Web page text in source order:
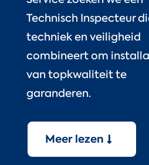
Technisch Inspecteur
techniek en veiligheid
combineert om
van topkwaliteit te
garanderen.
Meer lezen